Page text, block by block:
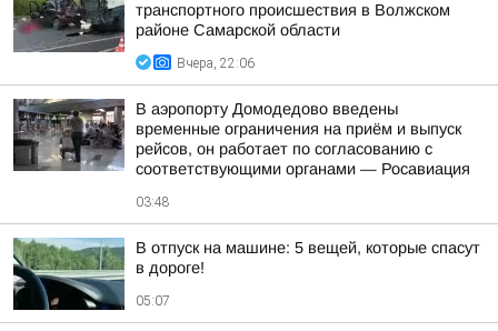
транспортного происшествия в Волжском
районе Самарской области
Вчера, 22:06
В аэропорту Домодедово введены
временные ограничения на приём и выпуск
рейсов, он работает по согласованию с
соответствующими органами — Росавиация
03:48
В отпуск на машине: 5 вещей, которые спасут
в дороге!
05:07